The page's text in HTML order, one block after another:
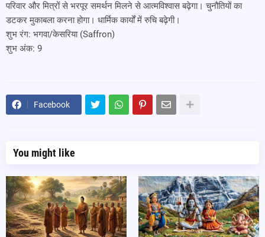
परिवार और मित्रों से भरपूर समर्थन मिलने से आत्मविश्वास बढ़ेगा। चुनौतियों का
डटकर मुकाबला करना होगा। धार्मिक कार्यों में रुचि बढ़ेगी।
शुभ रंग: भगवा/केसरिया (Saffron)
शुभ अंक: 9
Facebook
You might like